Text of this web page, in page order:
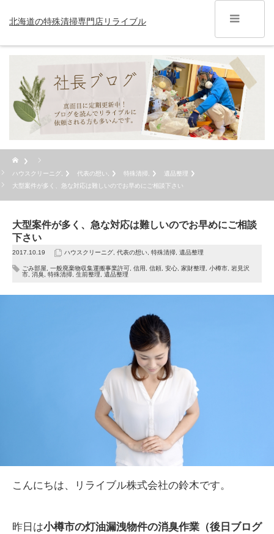
北海道の特殊清掃専門店リライブル
ハウスクリーニグ, 代表の想い, 特殊清掃,
遺品整理
大型案件が多く、急な対応は難しいのでお早めにご相談下さい
大型案件が多く、急な対応は難しいのでお早めにご相談
下さい
2017.10.19 ハウスクリーニグ, 代表の想い, 特殊清掃, 遺品整理
ごみ部屋, 一般廃棄物収集運搬事業許可, 信用, 信頼, 安心, 家財整理, 小樽市, 岩見沢
市, 消臭, 特殊清掃, 生前整理, 遺品整理
こんにちは、リライブル株式会社の鈴木です。
昨日は小樽市の灯油漏洩物件の消臭作業（後日ブログ